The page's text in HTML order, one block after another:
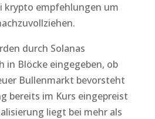
krypto empfehlungen um
durch Solanas
in Blöcke eingegeben, ob
Bullenmarkt bevorsteht
bereits im Kurs eingepreist
liegt bei mehr als